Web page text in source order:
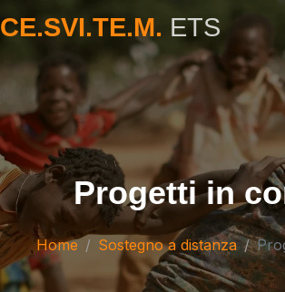
CE.SVI.TE.M. ETS
Progetti in
Home Sostegno a distanza